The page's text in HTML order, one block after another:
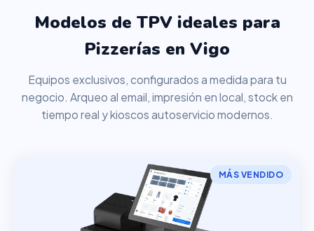
Modelos de TPV ideales para
Pizzerías en Vigo
Equipos exclusivos, configurados a medida para tu
negocio. Arqueo al email, impresión en local, stock en
tiempo real y kioscos autoservicio modernos.
MÁS VENDIDO